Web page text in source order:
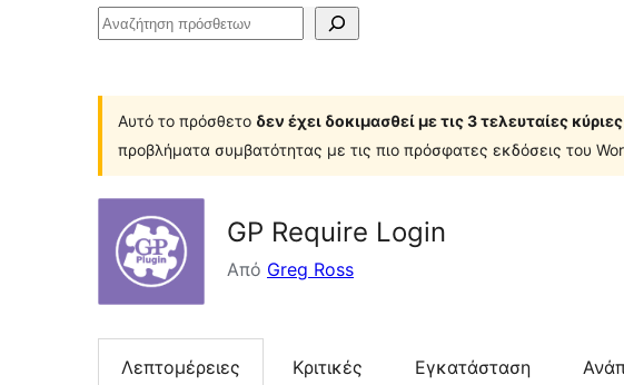
Αναζήτηση
Αυτό το πρόσθετο δεν έχει δοκιμασθεί με τις 3 τελευταίες
προβλήματα συμβατότητας με τις πιο πρόσφατες εκδόσεις του
GP Require Login
Από Greg Ross
Λεπτομέρειες Κριτικές Εγκατάσταση